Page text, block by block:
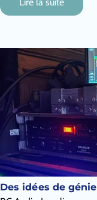
Des idées de génie